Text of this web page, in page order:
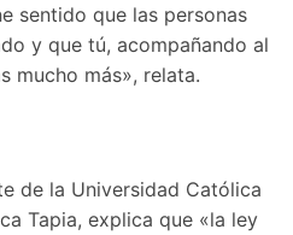
sentido que las personas
y que tú, acompañando al
mucho más», relata.
de la Universidad Católica
Tapia, explica que «la ley